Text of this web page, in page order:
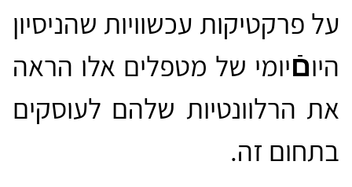
על פרקטיקות עכשוויות שהניסיון
היוםֿיומי של מטפלים אלו הראה
את הרלוונטיות שלהם לעוסקים
בתחום זה.